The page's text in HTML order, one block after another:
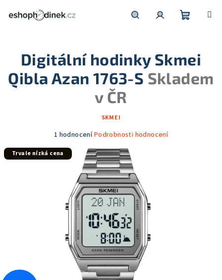
košík
Digitální hodinky Skmei
Qibla Azan 1763-S Skladem
v ČR
SKMEI
Průměrné
produktu
hvězdiček.
1 hodnoceníPodrobnosti hodnocení
Trvale nízká cena